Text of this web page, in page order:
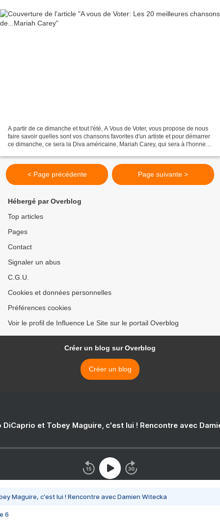
A partir de ce dimanche et tout l'été, A Vous de Voter, vous propose de nous
faire savoir quelles sont vos chansons favorites d'un artiste et pour démarrer
ce dimanche, ce sera la Diva américaine, Mariah Carey, qui sera à l'honneur.
< Page précédente Page suivante >
Hébergé par Overblog
Top articles
Pages
Contact
Signaler un abus
C.G.U.
Cookies et données personnelles
Préférences cookies
Voir le profil de Influence Le Site sur le portail Overblog
Créer un blog sur Overblog
Créer un blog
DiCaprio et Tobey Maguire, c'est lui ! Rencontre avec
Maguire, c'est lui ! Rencontre avec Damien Witecka
6